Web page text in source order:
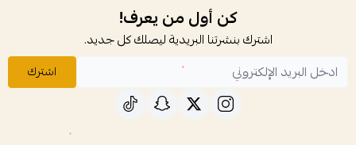
كن أول من يعرف!
اشترك بنشرتنا البريدية ليصلك كل جديد.
اشترك